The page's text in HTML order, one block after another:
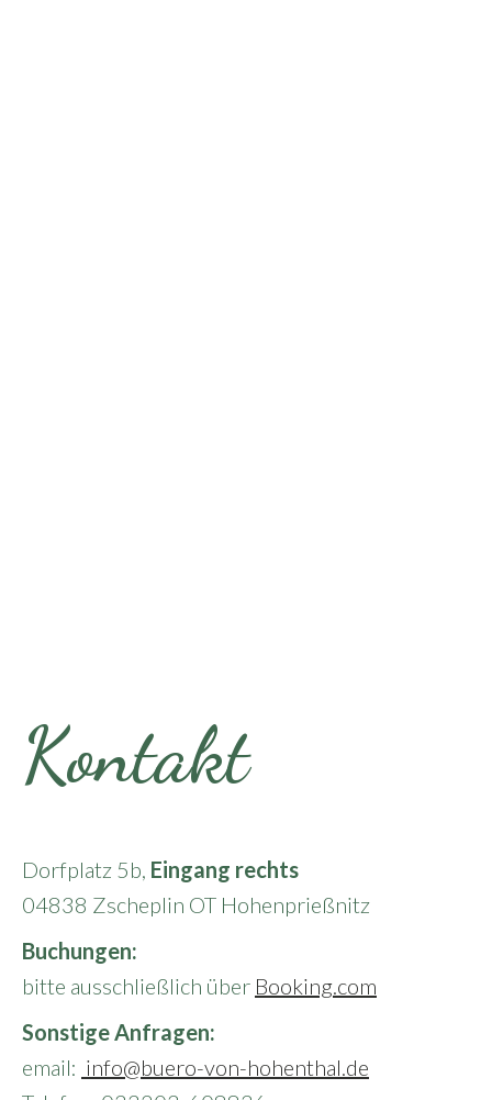
Kontakt
Dorfplatz 5b, Eingang rechts
04838 Zscheplin OT Hohenprießnitz
Buchungen:
bitte ausschließlich über Booking.com
Sonstige Anfragen:
email: info@buero-von-hohenthal.de